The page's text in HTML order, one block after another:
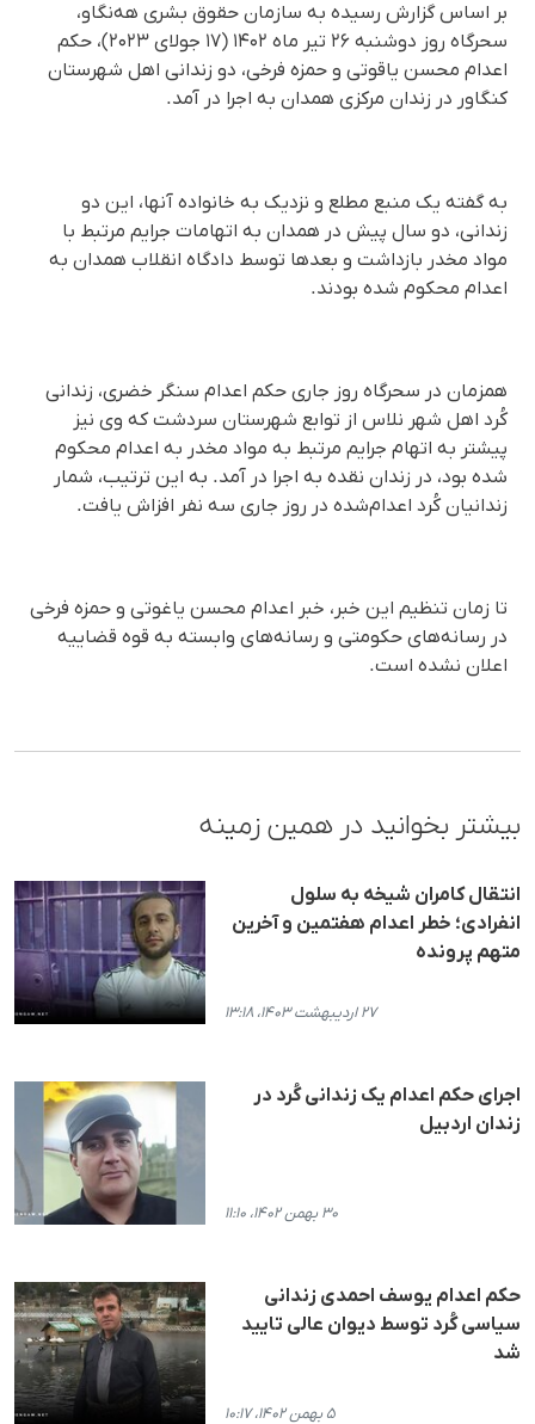
بر اساس گزارش رسیده به سازمان حقوق بشری هه‌نگاو،
سحرگاه روز دوشنبه ٢۶ تیر ماه ۱۴۰۲ (١٧ جولای ۲۰۲۳)، حکم
اعدام محسن یاقوتی و حمزه فرخی، دو زندانی اهل شهرستان
کنگاور در زندان مرکزی همدان به اجرا در آمد.
به گفته یک منبع مطلع و نزدیک به خانواده آنها، این دو
زندانی، دو سال پیش در همدان به اتهامات جرایم مرتبط با
مواد مخدر بازداشت و بعد‌ها توسط دادگاه انقلاب همدان به
اعدام محکوم شده بودند.
همزمان در سحرگاه روز جاری حکم اعدام سنگر خضری، زندانی
کُرد اهل شهر نلاس از توابع شهرستان سردشت که وی نیز
پیشتر به اتهام جرایم مرتبط به مواد مخدر به اعدام محکوم
شده بود، در زندان نقده به اجرا در آمد. به این ترتیب، شمار
زندانیان کُرد اعدام‌شده در روز جاری سه نفر افزاش یافت.
تا زمان تنظیم این خبر، خبر اعدام محسن یاغوتی و حمزه فرخی
در رسانه‌های حکومتی و رسانه‌های وابسته به قوه قضاییه
اعلان نشده است.
بیشتر بخوانید در همین زمینه
انتقال کامران شیخه به سلول
انفرادی؛ خطر اعدام هفتمین و آخرین
متهم پرونده
۲۷ اردیبهشت ۱۴۰۳، ۱۳:۱۸
اجرای حکم اعدام یک زندانی کُرد در
زندان اردبیل
۳۰ بهمن ۱۴۰۲، ۱۱:۱۰
حکم اعدام یوسف احمدی زندانی
سیاسی کُرد توسط دیوان عالی تایید
شد
۵ بهمن ۱۴۰۲، ۱۰:۱۷